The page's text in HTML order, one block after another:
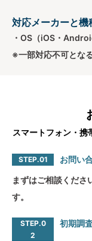
対応メーカーと機
・OS（iOS・
※一部対応不可とな
スマートフォン・携
STEP.01
お問い
まずはご相談くださ
す。
STEP.0
2
初期調